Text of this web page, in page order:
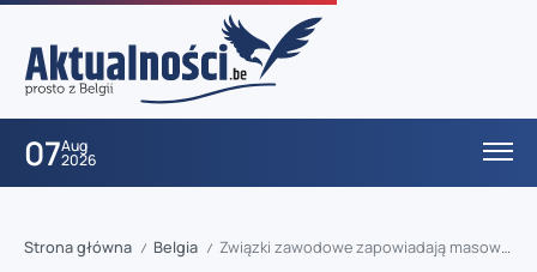
07Aug
2026
Strona główna / Belgia / Związki zawodowe zapowiadają masowe protesty w dniach 24–26 listopada